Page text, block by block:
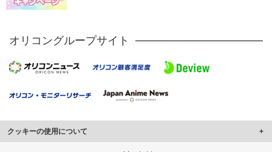
オリコングループサイト
クッキーの使用について